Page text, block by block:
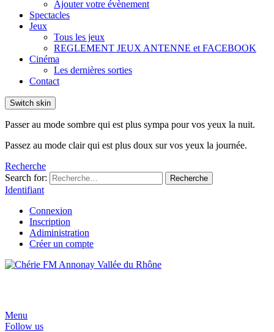
Ajouter votre évènement
Spectacles
Jeux
Tous les jeux
REGLEMENT JEUX ANTENNE et FACEBOOK
Cinéma
Les dernières sorties
Contact
Switch skin
Passer au mode sombre qui est plus sympa pour vos yeux la nuit.
Passez au mode clair qui est plus doux sur vos yeux la journée.
Recherche
Search for:
Recherche
Identifiant
Connexion
Inscription
Adiministration
Créer un compte
Menu
Follow us